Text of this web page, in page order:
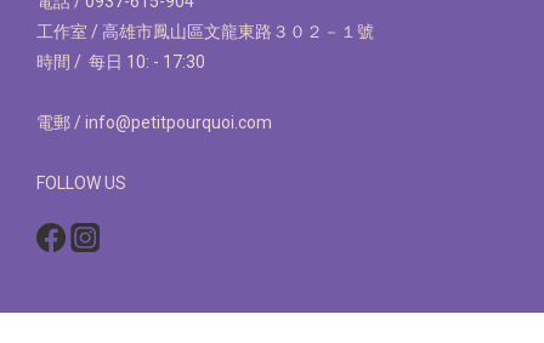
工作室 / 高雄市鳳山區文龍東路３０２－１號
時間 / 每日 10: - 17:30
電郵 / info@petitpourquoi.com
FOLLOW US